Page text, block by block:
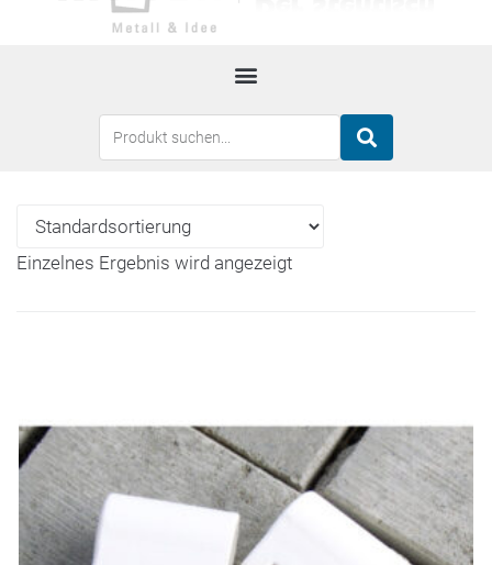
Einzelnes Ergebnis wird angezeigt